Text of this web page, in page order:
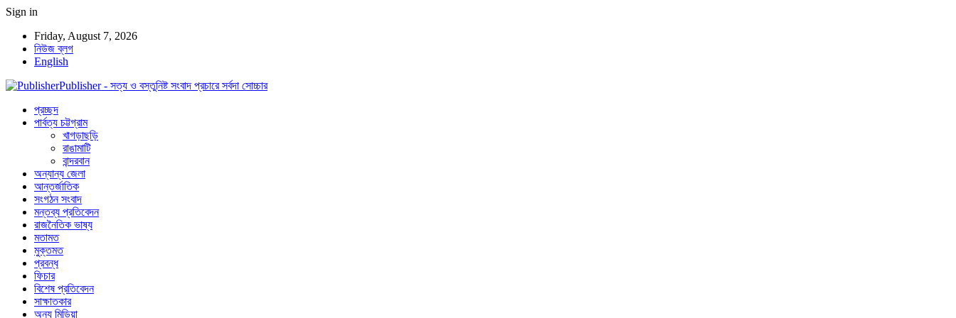
Sign in
Friday, August 7, 2026
নিউজ ব্লগ
English
Publisher - সত্য ও বস্তুনিষ্ট সংবাদ প্রচারে সর্বদা সোচ্চার
প্রচ্ছদ
পার্বত্য চট্টগ্রাম
খাগড়াছড়ি
রাঙামাটি
বান্দরবান
অন্যান্য জেলা
আন্তর্জাতিক
সংগঠন সংবাদ
মন্তব্য প্রতিবেদন
রাজনৈতিক ভাষ্য
মতামত
মুক্তমত
প্রবন্ধ
ফিচার
বিশেষ প্রতিবেদন
সাক্ষাতকার
অন্য মিডিয়া